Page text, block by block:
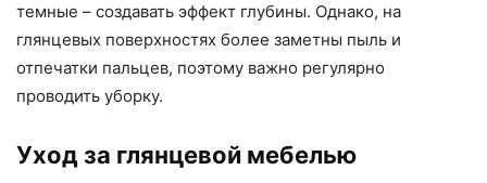
темные – создавать эффект глубины. Однако, на
глянцевых поверхностях более заметны пыль и
отпечатки пальцев, поэтому важно регулярно
проводить уборку.
Уход за глянцевой мебелью